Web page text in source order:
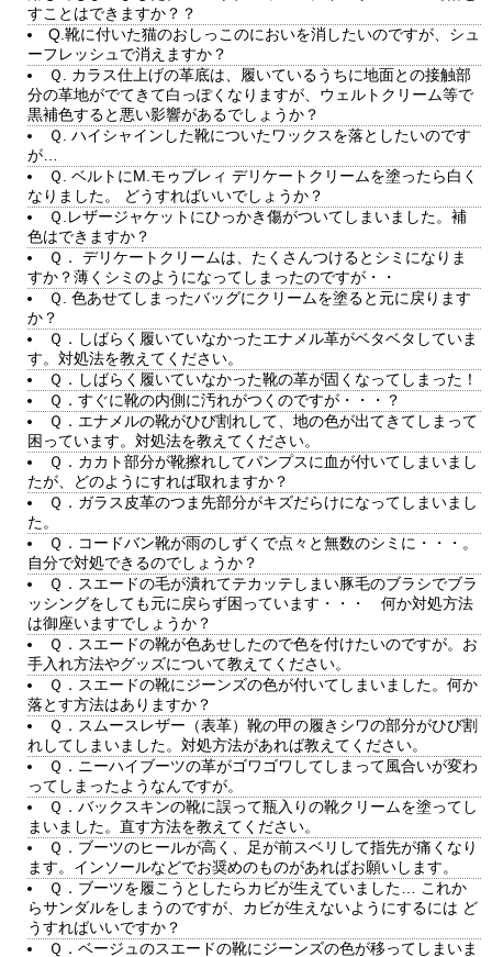
すことはできますか？？
Q.靴に付いた猫のおしっこのにおいを消したいのですが、シュ
ーフレッシュで消えますか？
Ｑ. カラス仕上げの革底は、履いているうちに地面との接触部
分の革地がでてきて白っぽくなりますが、ウェルトクリーム等で
黒補色すると悪い影響があるでしょうか？
Ｑ. ハイシャインした靴についたワックスを落としたいのです
が…
Ｑ. ベルトにM.モゥブレィ デリケートクリームを塗ったら白く
なりました。 どうすればいいでしょうか？
Ｑ.レザージャケットにひっかき傷がついてしまいました。補
色はできますか？
Ｑ． デリケートクリームは、たくさんつけるとシミになりま
すか？薄くシミのようになってしまったのですが・・
Ｑ. 色あせてしまったバッグにクリームを塗ると元に戻ります
か？
Ｑ．しばらく履いていなかったエナメル革がベタベタしていま
す。対処法を教えてください。
Ｑ．しばらく履いていなかった靴の革が固くなってしまった！
Ｑ．すぐに靴の内側に汚れがつくのですが・・・？
Ｑ．エナメルの靴がひび割れして、地の色が出てきてしまって
困っています。対処法を教えてください。
Ｑ．カカト部分が靴擦れしてパンプスに血が付いてしまいまし
たが、どのようにすれば取れますか？
Ｑ．ガラス皮革のつま先部分がキズだらけになってしまいまし
た。
Ｑ．コードバン靴が雨のしずくで点々と無数のシミに・・・。
自分で対処できるのでしょうか？
Ｑ．スエードの毛が潰れてテカッテしまい豚毛のブラシでブラ
ッシングをしても元に戻らず困っています・・・ 何か対処方法
は御座いますでしょうか？
Ｑ．スエードの靴が色あせしたので色を付けたいのですが。お
手入れ方法やグッズについて教えてください。
Ｑ．スエードの靴にジーンズの色が付いてしまいました。何か
落とす方法はありますか？
Ｑ．スムースレザー（表革）靴の甲の履きシワの部分がひび割
れしてしまいました。対処方法があれば教えてください。
Ｑ．ニーハイブーツの革がゴワゴワしてしまって風合いが変わ
ってしまったようなんですが。
Ｑ．バックスキンの靴に誤って瓶入りの靴クリームを塗ってし
まいました。直す方法を教えてください。
Ｑ．ブーツのヒールが高く、足が前スベリして指先が痛くなり
ます。インソールなどでお奨めのものがあればお願いします。
Ｑ．ブーツを履こうとしたらカビが生えていました… これか
らサンダルをしまうのですが、カビが生えないようにするには ど
うすればいいですか？
Ｑ．ベージュのスエードの靴にジーンズの色が移ってしまいま